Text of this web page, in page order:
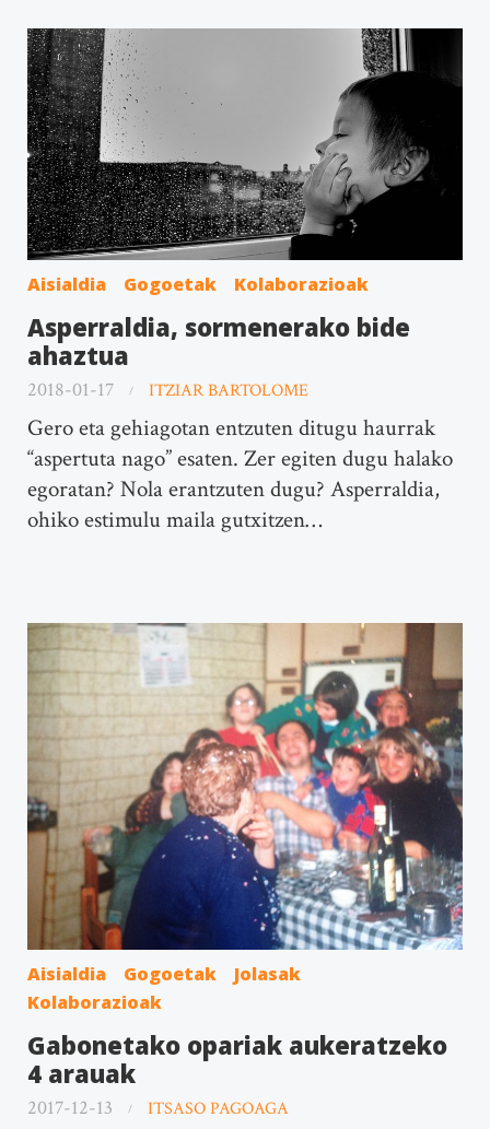
Aisialdia Gogoetak Kolaborazioak
Asperraldia, sormenerako bide
ahaztua
2018-01-17 ITZIAR BARTOLOME
Gero eta gehiagotan entzuten ditugu haurrak
“aspertuta nago” esaten. Zer egiten dugu halako
egoratan? Nola erantzuten dugu? Asperraldia,
ohiko estimulu maila gutxitzen…
Aisialdia Gogoetak
Jolasak
Kolaborazioak
Gabonetako opariak aukeratzeko
4 arauak
2017-12-13 ITSASO PAGOAGA